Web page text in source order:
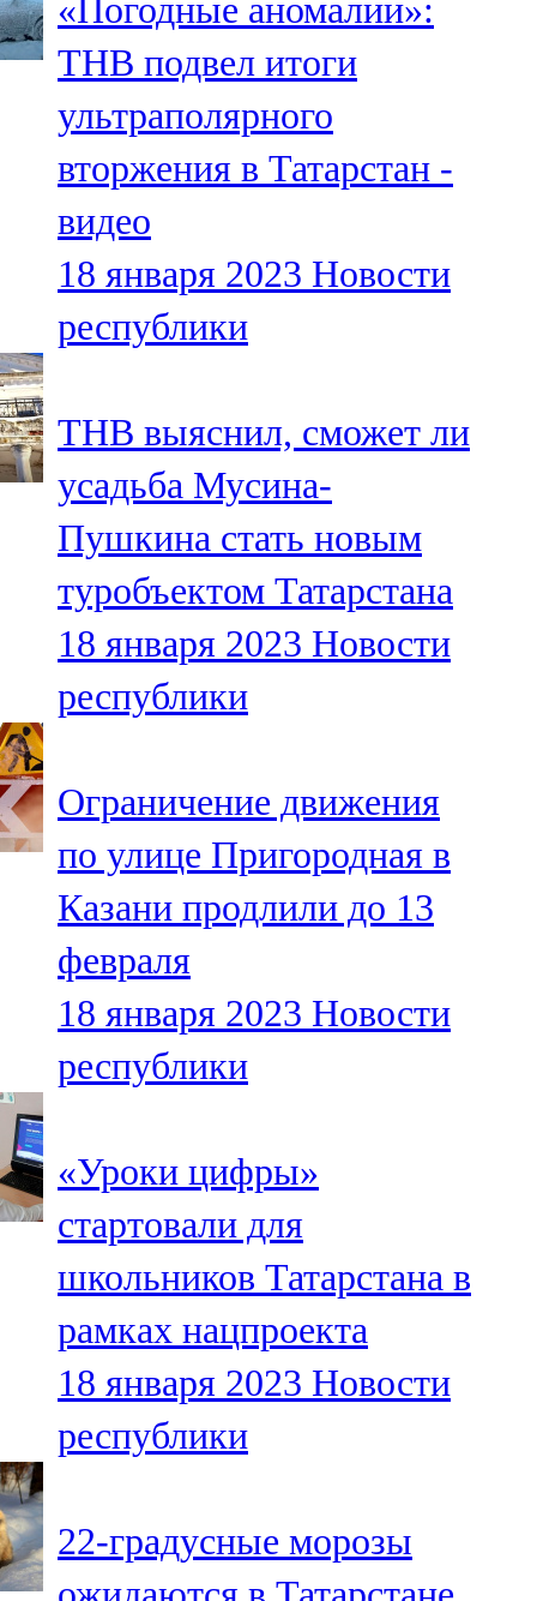
«Погодные аномалии»:
ТНВ подвел итоги
ультраполярного
вторжения в Татарстан -
видео
18 января 2023 Новости
республики
ТНВ выяснил, сможет ли
усадьба Мусина-
Пушкина стать новым
туробъектом Татарстана
18 января 2023 Новости
республики
Ограничение движения
по улице Пригородная в
Казани продлили до 13
февраля
18 января 2023 Новости
республики
«Уроки цифры»
стартовали для
школьников Татарстана в
рамках нацпроекта
18 января 2023 Новости
республики
22-градусные морозы